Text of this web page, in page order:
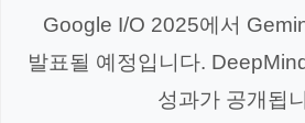
Google I/O 2025에서
발표될 예정입니다.
성과가 공개됩